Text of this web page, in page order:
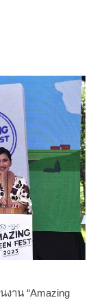
าน “Amazing